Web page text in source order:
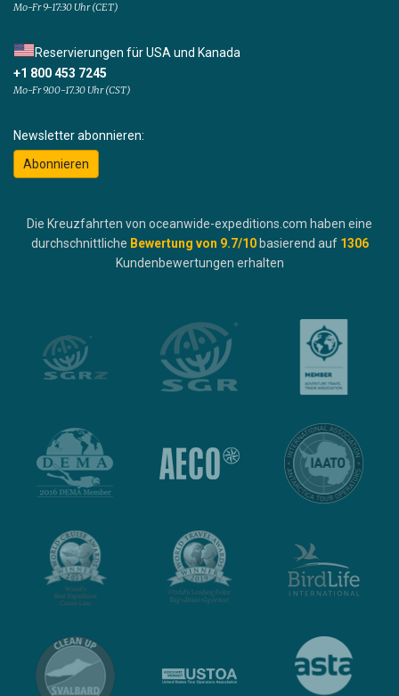
Mo-Fr 9-17:30 Uhr (CET)
Reservierungen für USA und Kanada
+1 800 453 7245
Mo-Fr 9.00-17.30 Uhr (CST)
Newsletter abonnieren:
Abonnieren
Die Kreuzfahrten von oceanwide-expeditions.com haben eine
durchschnittliche Bewertung von 9.7/10 basierend auf 1306
Kundenbewertungen erhalten